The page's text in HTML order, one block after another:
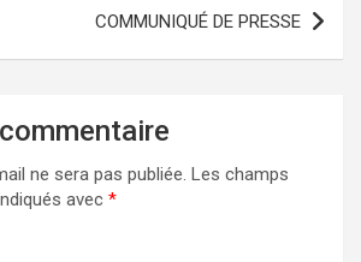
COMMUNIQUÉ DE PRESSE
ne sera pas publiée. Les champs
avec *